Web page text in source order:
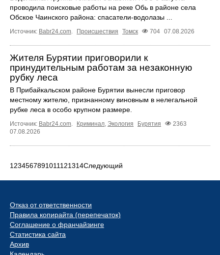
проводила поисковые работы на реке Обь в районе села
Обское Чаинского района: спасатели-водолазы ...
Источник: Babr24.com Происшествия Томск 704 07.08.2026
Жителя Бурятии приговорили к
принудительным работам за незаконную
рубку леса
В Прибайкальском районе Бурятии вынесли приговор
местному жителю, признанному виновным в нелегальной
рубке леса в особо крупном размере.
Источник: Babr24.com. Криминал, Экология Бурятия
2363
07.08.2026
1 234567891011121314Следующий
Отказ от ответственности
Правила копирайта (перепечаток)
Соглашение о франчайзинге
Статистика сайта
Архив